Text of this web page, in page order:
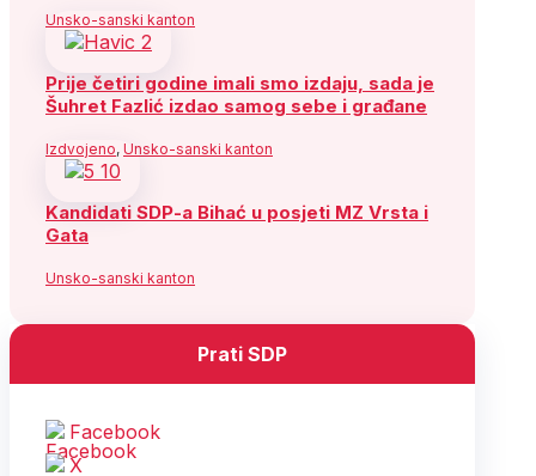
Unsko-sanski kanton
Prije četiri godine imali smo izdaju, sada je
Šuhret Fazlić izdao samog sebe i građane
Izdvojeno, Unsko-sanski kanton
Kandidati SDP-a Bihać u posjeti MZ Vrsta i
Gata
Unsko-sanski kanton
Prati SDP
Facebook
X